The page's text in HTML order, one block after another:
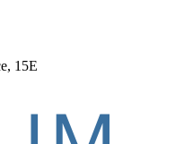
15Е